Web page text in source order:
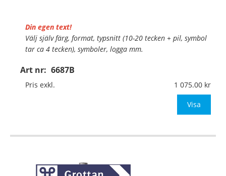
Art nr: 6687B
Din egen text!
Välj själv färg, format, typsnitt (10-20 tecken + pil, symbol
tar ca 4 tecken), symboler, logga mm.
Material:Kantvikt aluminium, 2mm (stolpmontage)
Mått:400-700x75mm (eller annat mått up
Pris exkl. 1 075.00
Visa